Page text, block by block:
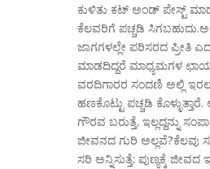
ಕುಳಿತು ಕಟ್ ಅಂಡ್ ಪೇಸ್ಟ್
ಕೆಲವರಿಗೆ ಪಚ್ಚಡಿ
ಜಾಗಗಳಲ್ಲೇ ಪರಿಸರದ ಪ್ರೀತಿ
ಮಾಡದಿದ್ದರೆ ಮಾಧ್ಯಮಗಳ ಛಾಯಾ
ವರದಿಗಾರರ ಸಂದಣಿ ಅಲ್ಲಿ
ಹಣಕೊಟ್ಟು ಪಚ್ಚಡಿ
ಗೌರವ ಬರುತ್ತೆ. ಇಲ್ಲದ್ದನ್ನು
ಜೀವನದ ಗುರಿ ಅಲ್ಲವೆ?ಕೆಲವು
ಸರಿ ಅನ್ನಿಸುತ್ತೆ: ಪುಣ್ಯಕ್ಕೆ